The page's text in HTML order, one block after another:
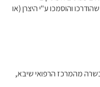
והוסמכו ע"י היצרן (או
מהמרכז הרפואי שיבא,